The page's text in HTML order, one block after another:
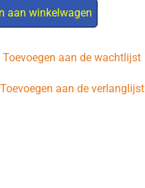
aan winkelwagen
Toevoegen aan de wachtlijst
Toevoegen aan de verlanglijst